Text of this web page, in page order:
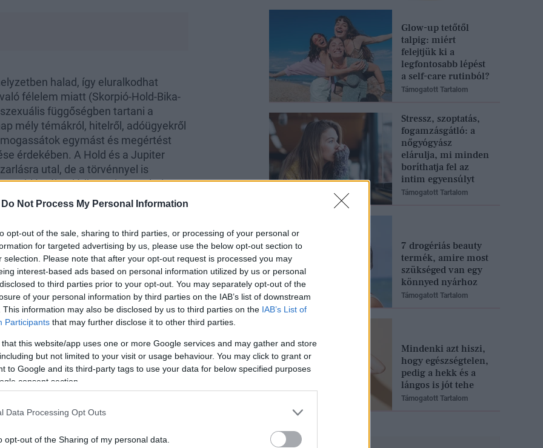
Do Not Process My Personal Information
opt-out of the sale, sharing to third parties, or processing of your personal or
for targeted advertising by us, please use the below opt-out section to
selection. Please note that after your opt-out request is processed you may
interest-based ads based on personal information utilized by us or personal
to third parties prior to your opt-out. You may separately opt-out of the
of your personal information by third parties on the IAB’s list of downstream
This information may also be disclosed by us to third parties on the IAB’s List of
Participants that may further disclose it to other third parties.
that this website/app uses one or more Google services and may gather and store
but not limited to your visit or usage behaviour. You may click to grant or
to Google and its third-party tags to use your data for below specified purposes
consent section.
Data Processing Opt Outs
opt-out of the Sharing of my personal data.
halad, így eluralkodhat
félelem miatt (Skorpió-Hold-Bika-
függőségben tartani a
mély témákról, hitelről, adóügyekről
egymást és megértést
érdekében. A Hold és a Jupiter
utal, de a törvénnyel is
problémák adódhatnak szerelmi-
érzékeny.
Újhold előtti nap alkalmas arra, hogy
ne tegyél.
ha hitelre megvásárolsz mindent, de
anyagilag kiszolgáltatottnak érzed
szeretteid is sok energiát
vagy egyezséget
esetén segíthet a gyógynövényes
emberek hajlamosak lesznek
Glow-up tetőtől
talpig: miért
felejtjük ki a
legfontosabb lépést
a self-care rutinból?
Támogatott Tartalom
Stressz, szoptatás,
fogamzásgátló: a
nőgyógyász
elárulja, mi minden
boríthatja fel az
intim egyensúlyt
Támogatott Tartalom
7 drogériás beauty
termék, amire most
szükséged van egy
könnyed nyárhoz
Támogatott Tartalom
Mindenki azt hiszi,
hogy egészségtelen,
pedig a hekk és a
lángos is jót tehe
Támogatott Tartalom